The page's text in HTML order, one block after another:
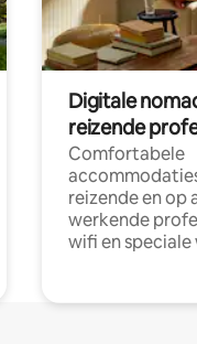
Digitale
reizende
Comfortabele
reizende en op
werkende
wifi en